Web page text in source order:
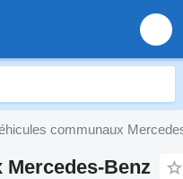
communaux
Benz